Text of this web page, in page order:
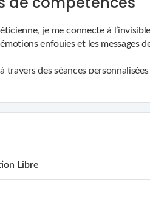
je ne cherche pas à prédire
simple, honnête et sans jugement.
je me connecte à
enfouies et les messages
à travers des séances
de transition, ou tout simplement
unique, adaptée à tes besoins
Libre